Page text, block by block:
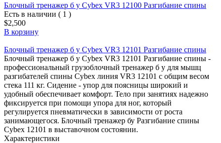
Блочный тренажер б у Cybex VR3 12100 Разгибание спины
Есть в наличии ( 1 )
$2,500
В корзину
Блочный тренажер б у Cybex VR3 12101 Разгибание спины
Блочный тренажер б у Cybex VR3 12101 Разгибание спины -
профессиональный грузоблочный тренажер б у для мышц
разгибателей спины Cybex линия VR3 12101 с общим весом
стека 111 кг. Сидение - упор для поясницы широкий и
удобный обеспечивает комфорт. Тело при занятиях надежно
фиксируется при помощи упора для ног, который
регулируется пневматически в зависимости от роста
занимающегося. Блочный тренажер бу Разгибание спины
Cybeх 12101 в выставочном состоянии.
Характеристики